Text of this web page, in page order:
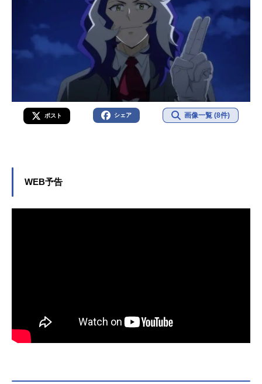
ポスト シェア 画像一覧 (8件)
WEB予告